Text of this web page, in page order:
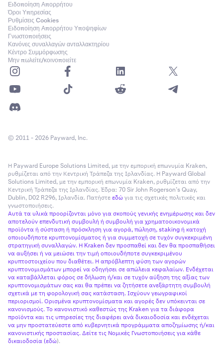
Ειδοποίηση Απορρήτου
Όροι Υπηρεσίας
Ρυθμίσεις Cookies
Ειδοποίηση Απορρήτου Υποψηφίων
Γνωστοποιήσεις
Κανόνες συναλλαγών ανταλλακτηρίου
Κέντρο Συμμόρφωσης
Μην πωλείτε/κοινοποιείτε
© 2011 - 2026 Payward, Inc.
Η Payward Europe Solutions Limited, με την εμπορική επωνυμία Kraken,
ρυθμίζεται από την Κεντρική Τράπεζα της Ιρλανδίας. Η Payward Global
Solutions Limited, με την εμπορική επωνυμία Kraken, ρυθμίζεται από την
Κεντρική Τράπεζα της Ιρλανδίας. Έδρα: 70 Sir John Rogerson’s Quay,
Dublin, D02 R296, Ιρλανδία. Πατήστεεδώγια τις σχετικές πολιτικές και
γνωστοποιήσεις.
Αυτά τα υλικά προορίζονται μόνο για σκοπούς γενικής ενημέρωσης και δεν
αποτελούν επενδυτική συμβουλή ή συμβουλή για χρηματοοικονομικά
προϊόντα ή σύσταση ή πρόσκληση για αγορά, πώληση, staking ή κατοχή
οποιουδήποτε κρυπτονομίσματος ή για συμμετοχή σε τυχόν συγκεκριμένη
στρατηγική συναλλαγών. Η Kraken δεν προσπαθεί και δεν θα προσπαθήσει
να αυξήσει ή να μειώσει την τιμή οποιουδήποτε συγκεκριμένου
κρυπτοστοιχείου που διαθέτει. Η απρόβλεπτη φύση των αγορών
κρυπτονομισμάτων μπορεί να οδηγήσει σε απώλεια κεφαλαίων. Ενδέχεται
να καταβάλλεται φόρος σε δήλωση ή/και σε τυχόν αύξηση της αξίας των
κρυπτονομισμάτων σας και θα πρέπει να ζητήσετε ανεξάρτητη συμβουλή
σχετικά με τη φορολογική σας κατάσταση. Ισχύουν γεωγραφικοί
περιορισμοί. Ορισμένα κρυπτονομίσματα και αγορές δεν υπόκεινται σε
κανονισμούς. Το κανονιστικό καθεστώς της Kraken για τα διάφορα
προϊόντα και τις υπηρεσίες της διαφέρει ανά δικαιοδοσία και ενδέχεται
να μην προστατεύεστε από κυβερνητικά προγράμματα αποζημίωσης ή/και
κανονιστικής προστασίας. Δείτε τις Νομικές Γνωστοποιήσεις για κάθε
δικαιοδοσία (εδώ).